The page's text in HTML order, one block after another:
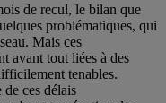
de recul, le bilan que
problématiques, qui
Mais ces
avant tout liées à des
tenables.
ces délais